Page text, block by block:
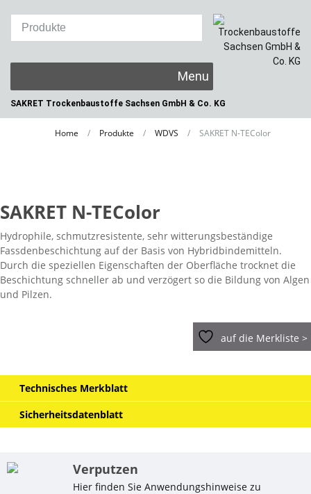
SAKRET Trockenbaustoffe Sachsen GmbH & Co. KG
content
Home / Produkte / WDVS / SAKRET N-TEColor
SAKRET N-TEColor
Hydrophile, schmutzresistente, sehr witterungsbeständige
Fassdenbeschichtung auf der Basis von Hybridbindemitteln.
Durch die speziellen Eigenschaften der Oberfläche trocknet die
Beschichtung schneller ab und verzögert so die Bildung von Algen
und Pilzen.
auf die Merkliste >
Technisches Merkblatt
Sicherheitsdatenblatt
Verputzen
Hier finden Sie Anwendungshinweise zu